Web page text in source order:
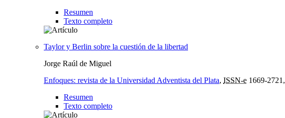
Resumen
Texto completo
Taylor y Berlin sobre la cuestión de la libertad
Jorge Raúl de Miguel
Enfoques: revista de la Universidad Adventista del Plata, ISSN-e 1669-2721,
Resumen
Texto completo